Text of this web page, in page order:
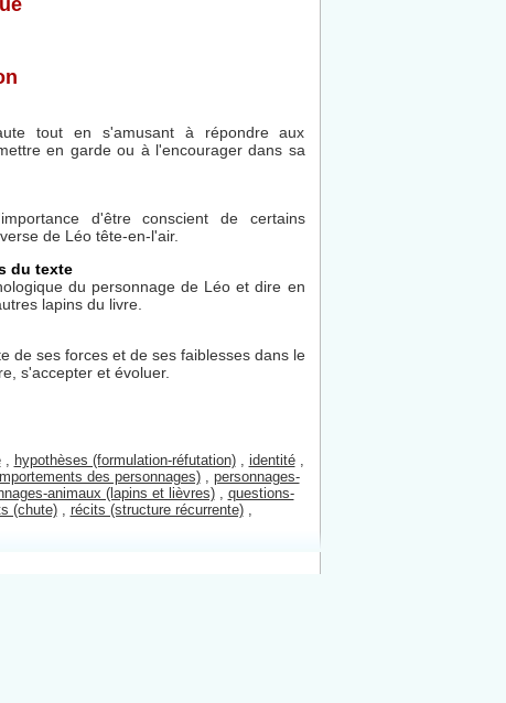
tout en s'amusant à répondre aux
en garde ou à l'encourager dans sa
d'être conscient de certains
de Léo tête-en-l'air.
du texte
du personnage de Léo et dire en
lapins du livre.
de ses forces et de ses faiblesses dans le
s'accepter et évoluer.
, hypothèses (formulation-réfutation), identité,
des personnages), personnages-
animaux (lapins et lièvres), questions-
(chute), récits (structure récurrente),